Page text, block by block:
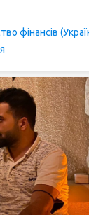
фінансів